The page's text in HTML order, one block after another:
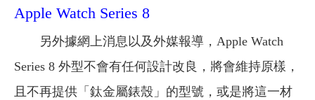
Apple Watch Series 8
另外據網上消息以及外媒報導，Apple Watch
Series 8 外型不會有任何設計改良，將會維持原樣，
且不再提供「鈦金屬錶殼」的型號，或是將這一材